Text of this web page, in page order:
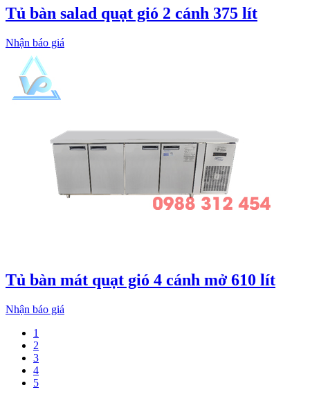
Tủ bàn salad quạt gió 2 cánh 375 lít
Nhận báo giá
Tủ bàn mát quạt gió 4 cánh mở 610 lít
Nhận báo giá
1
2
3
4
5